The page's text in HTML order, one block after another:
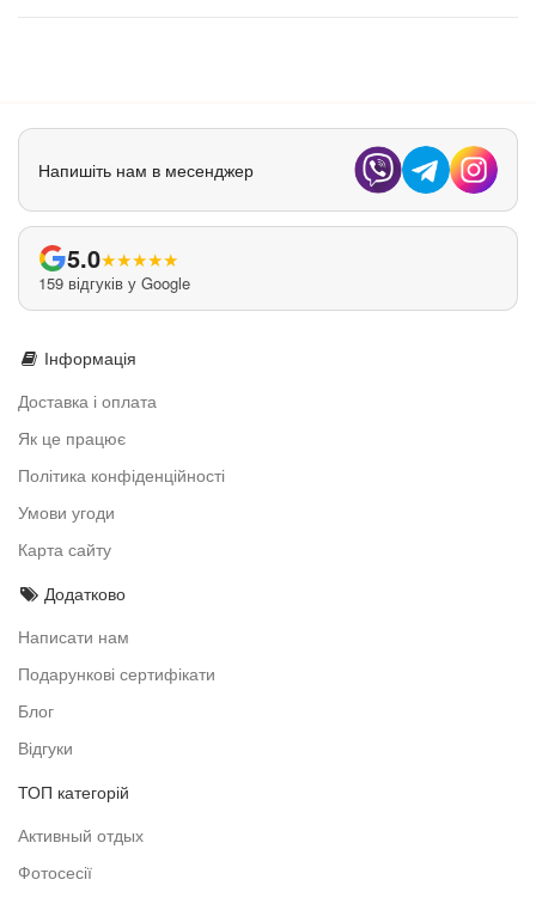
Напишіть нам в месенджер
5.0★★★★★
159 відгуків у Google
Інформація
Доставка і оплата
Як це працює
Політика конфіденційності
Умови угоди
Карта сайту
Додатково
Написати нам
Подарункові сертифікати
Блог
Відгуки
ТОП категорій
Активный отдых
Фотосесії